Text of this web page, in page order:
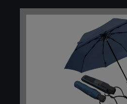
robuster und leichter Trekking-
hohen Belastungen von Wind